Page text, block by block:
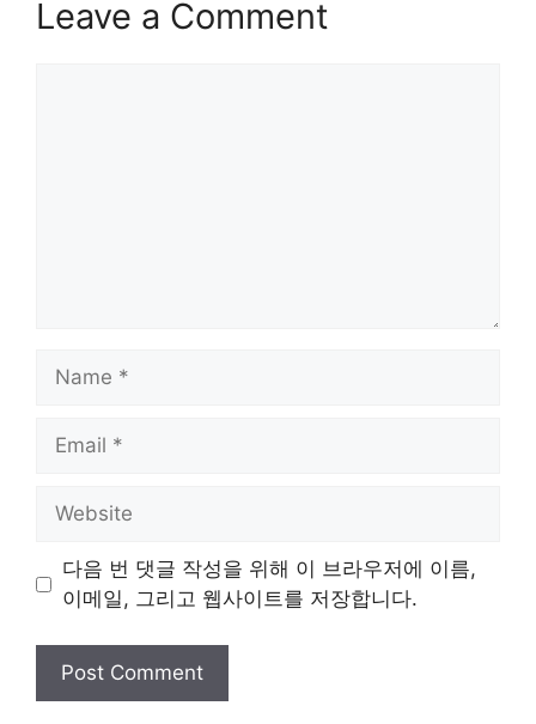
Leave a Comment
Name
Email
Website
다음 번 댓글 작성을 위해 이 브라우저에 이름,
이메일, 그리고 웹사이트를 저장합니다.